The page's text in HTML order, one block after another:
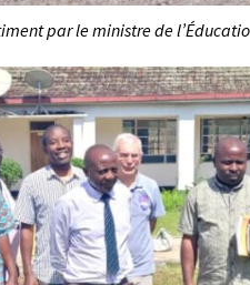
par le ministre de